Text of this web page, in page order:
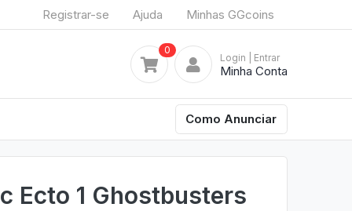
Registrar-se Ajuda Minhas GGcoins
0
Login | Entrar
Minha Conta
Como Anunciar
Ecto 1 Ghostbusters